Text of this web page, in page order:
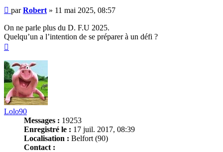
Message
parRobert » 11 mai 2025, 08:57
On ne parle plus du D. F.U 2025.
Quelqu’un a l’intention de se préparer à un défi ?
Lolo90
Messages : 19253
Enregistré le : 17 juil. 2017, 08:39
Localisation : Belfort (90)
Contact :